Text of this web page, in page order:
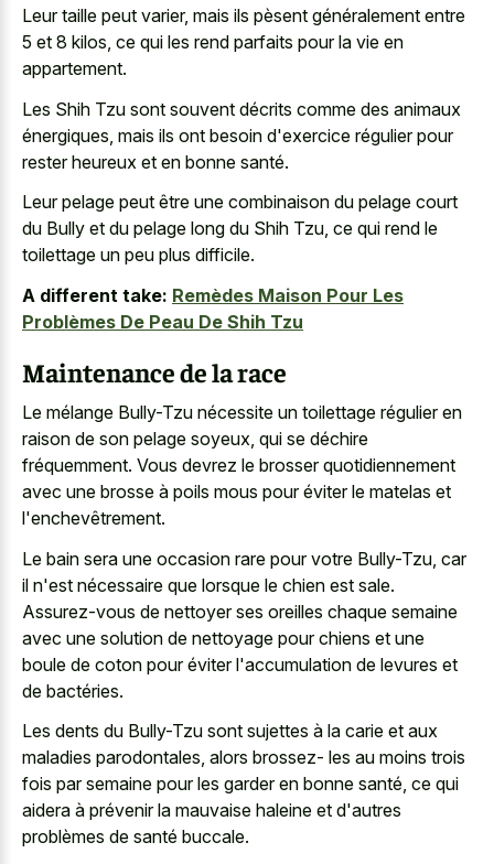
Leur taille peut varier, mais ils pèsent généralement entre
5 et 8 kilos, ce qui les rend parfaits pour la vie en
appartement.
Les Shih Tzu sont souvent décrits comme des animaux
énergiques, mais ils ont besoin d'exercice régulier pour
rester heureux et en bonne santé.
Leur pelage peut être une combinaison du pelage court
du Bully et du pelage long du Shih Tzu, ce qui rend le
toilettage un peu plus difficile.
A different take: Remèdes Maison Pour Les
Problèmes De Peau De Shih Tzu
Maintenance de la race
Le mélange Bully-Tzu nécessite un toilettage régulier en
raison de son pelage soyeux, qui se déchire
fréquemment. Vous devrez le brosser quotidiennement
avec une brosse à poils mous pour éviter le matelas et
l'enchevêtrement.
Le bain sera une occasion rare pour votre Bully-Tzu, car
il n'est nécessaire que lorsque le chien est sale.
Assurez-vous de nettoyer ses oreilles chaque semaine
avec une solution de nettoyage pour chiens et une
boule de coton pour éviter l'accumulation de levures et
de bactéries.
Les dents du Bully-Tzu sont sujettes à la carie et aux
maladies parodontales, alors brossez- les au moins trois
fois par semaine pour les garder en bonne santé, ce qui
aidera à prévenir la mauvaise haleine et d'autres
problèmes de santé buccale.